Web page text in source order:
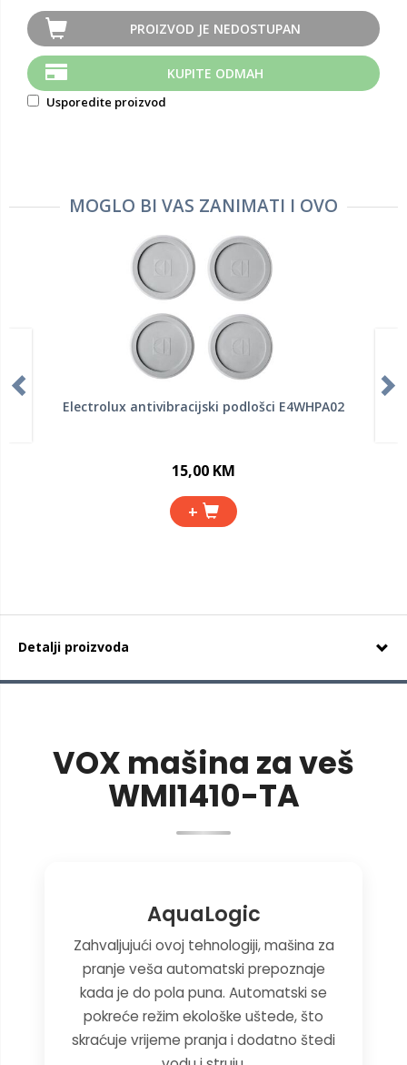
PROIZVOD JE NEDOSTUPAN
KUPITE ODMAH
Usporedite proizvod
MOGLO BI VAS ZANIMATI I OVO
Electrolux antivibracijski podlošci E4WHPA02
15,00 KM
+
Detalji proizvoda
VOX mašina za veš
WMI1410-TA
AquaLogic
Zahvaljujući ovoj tehnologiji, mašina za
pranje veša automatski prepoznaje
kada je do pola puna. Automatski se
pokreće režim ekološke uštede, što
skraćuje vrijeme pranja i dodatno štedi